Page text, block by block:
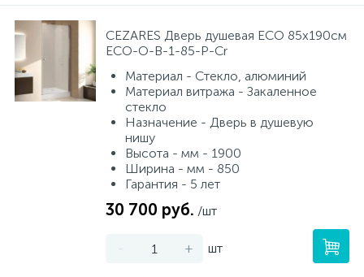
CEZARES Дверь душевая ECO 85x190см
ECO-O-B-1-85-P-Cr
Материал - Стекло, алюминий
Материал витража - Закаленное
стекло
Назначение - Дверь в душевую
нишу
Высота - мм - 1900
Ширина - мм - 850
Гарантия - 5 лет
30 700 руб. /шт
- + шт